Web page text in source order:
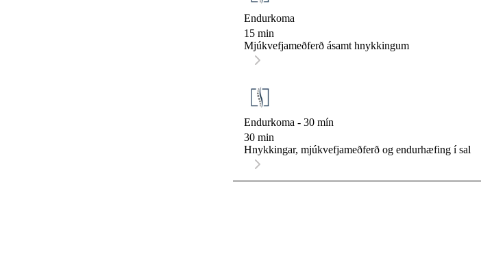
Endurkoma
15 min
Mjúkvefjameðferð ásamt hnykkingum
Endurkoma - 30 mín
30 min
Hnykkingar, mjúkvefjameðferð og endurhæfing í sal